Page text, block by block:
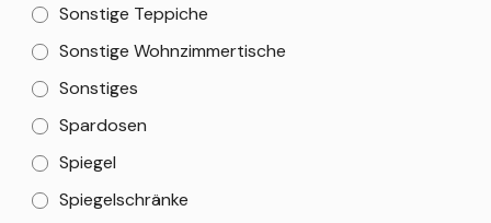
Sonstige Teppiche
Sonstige Wohnzimmertische
Sonstiges
Spardosen
Spiegel
Spiegelschränke